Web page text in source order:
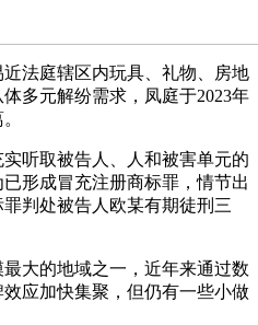
法庭辖区内玩具、礼物、房地
多元解纷需求，凤庭于2023年
取被告人、人和被害单元的
形成冒充注册商标罪，情节出
判处被告人欧某有期徒刑三
的地域之一，近年来通过数
应加快集聚，但仍有一些小做